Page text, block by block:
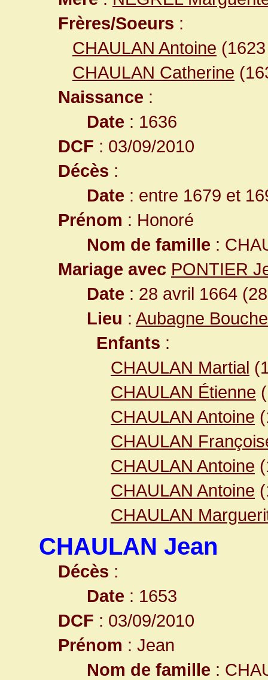
Frères/Soeurs :
CHAULAN Antoine
CHAULAN Catherine
Naissance :
Date : 1636
DCF : 03/09/2010
Décès :
Date : entre 1679 et
Prénom : Honoré
Nom de famille :
Mariage avec PONTIER
Date : 28 avril 1664
Lieu : Aubagne
Enfants :
CHAULAN Martial
CHAULAN Étienne
CHAULAN Antoine
CHAULAN
CHAULAN Antoine
CHAULAN Antoine
CHAULAN
CHAULAN Jean
Décès :
Date : 1653
DCF : 03/09/2010
Prénom : Jean
Nom de famille :